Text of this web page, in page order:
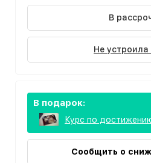
В
Не устроила
В подарок:
Курс по
Сообщить о